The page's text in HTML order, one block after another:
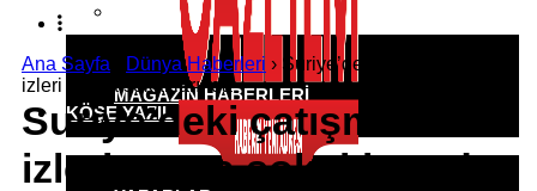
POLITIKA HABERLERI
MAGAZIN HABERLERI
RÖPORTAJLAR
KÖŞE YAZILARI
Ana Sayfa Dünya Haberleri ›
Suriye’deki çatışmaların
izleri Hama sokaklarında
Suriye’deki çatışmaların
izleri Hama sokaklarında